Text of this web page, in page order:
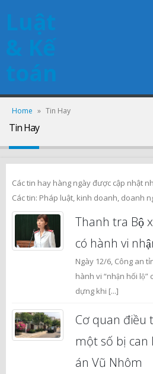
Luật
& Kế
toán
Home » Tin Hay
Tin Hay
Các tin hay hàng ngày được cập nhật
Các tin: Pháp luật, kinh doanh, doanh
Thanh tra Bộ
có hành vi
Ngày 12/6, Công an
hành vi “nhận hối
dựng khi [...]
Cơ quan điều
một số bị can
án Vũ Nhôm